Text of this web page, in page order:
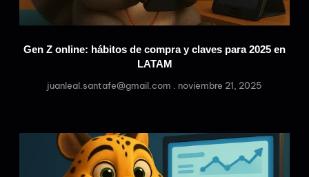
Gen Z online: hábitos de compra y claves para 2025 en
LATAM
juanleal.santafe@gmail.com noviembre 21, 2025